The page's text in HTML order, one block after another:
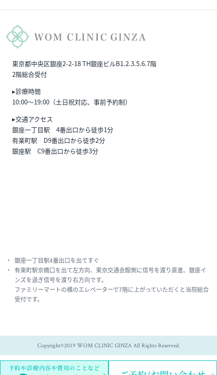
予約や診療内容や費用のことなど
東京都中央区銀座2-2-18 TH銀座ビルB1.2.3.5.6.7階
2階総合受付
▸診療時間
10:00〜19:00（土日祝対応、事前予約制）
▸交通アクセス
銀座一丁目駅 4番出口から徒歩1分
有楽町駅 D9番出口から徒歩2分
銀座駅 C9番出口から徒歩3分
銀座一丁目駅4番出口を出てすぐ
有楽町駅京橋口を出て左方向、東京交通会館側に信号を渡り直進、銀座イ
ンズを過ぎ信号を渡り右方向です。
ファミリーマートの横のエレベーターで7階に上がっていただくと当院総合
受付です。
Copyright©2019 WOM CLINIC GINZA All Rights Reserved.